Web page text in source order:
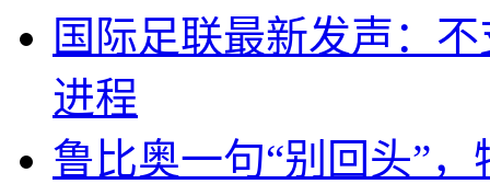
国际足联最新发声：
进程
鲁比奥一句“别回头”